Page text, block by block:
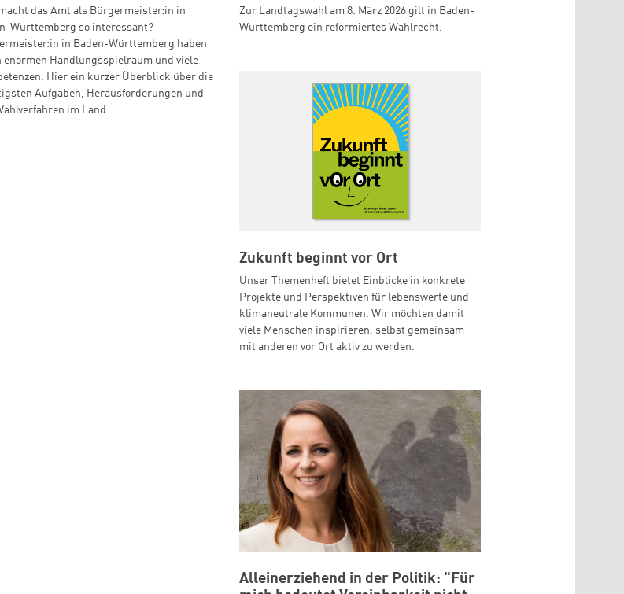
das Amt als Bürgermeister:in in
Württemberg so interessant?
in Baden-Württemberg haben
enormen Handlungsspielraum und viele
Hier ein kurzer Überblick über die
Aufgaben, Herausforderungen und
im Land.
Zur Landtagswahl am 8. März 2026 gilt in Baden-
Württemberg ein reformiertes Wahlrecht.
Zukunft beginnt vor Ort
Unser Themenheft bietet Einblicke in konkrete
Projekte und Perspektiven für lebenswerte und
klimaneutrale Kommunen. Wir möchten damit
viele Menschen inspirieren, selbst gemeinsam
mit anderen vor Ort aktiv zu werden.
Alleinerziehend in der Politik: "Für